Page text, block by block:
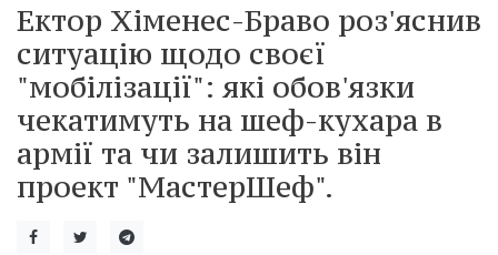
Ектор Хіменес-Браво роз'яснив
ситуацію щодо своєї
"мобілізації": які обов'язки
чекатимуть на шеф-кухара в
армії та чи залишить він
проект "МастерШеф".